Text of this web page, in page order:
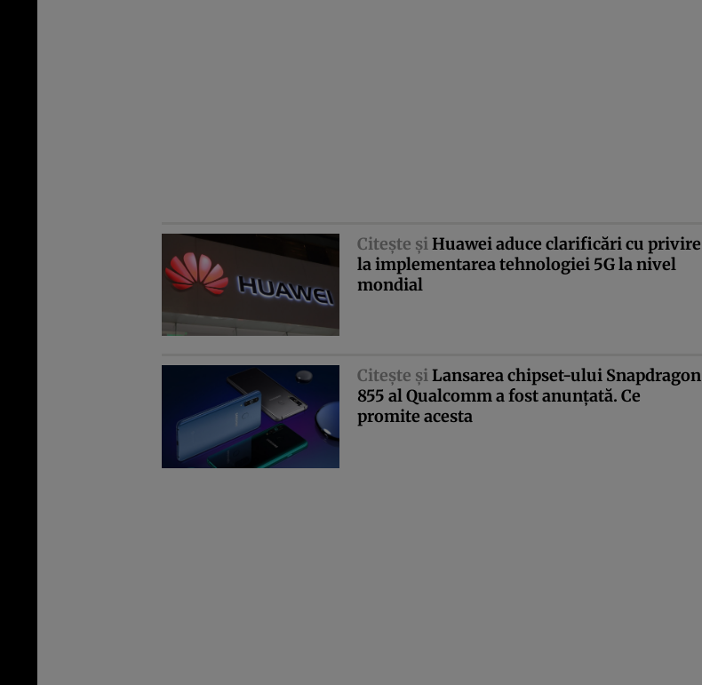
Citeşte şiHuawei aduce clarificări cu privire
la implementarea tehnologiei 5G la nivel
mondial
Citeşte şiLansarea chipset-ului Snapdragon
855 al Qualcomm a fost anunţată. Ce
promite acesta